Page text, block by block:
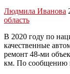
дорог
Людмила Иванова
область
В 2020 году по
качественные
ремонт 48-ми
км. По сообщению